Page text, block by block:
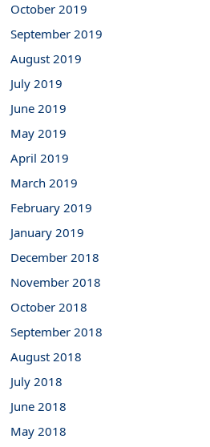
October 2019
September 2019
August 2019
July 2019
June 2019
May 2019
April 2019
March 2019
February 2019
January 2019
December 2018
November 2018
October 2018
September 2018
August 2018
July 2018
June 2018
May 2018